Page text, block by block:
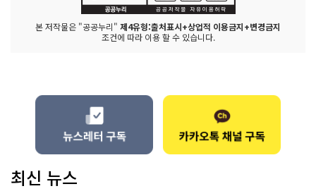
본 저작물은 "공공누리" 제4유형:출처표시+상업적 이용금지+변경금지
조건에 따라 이용 할 수 있습니다.
최신 뉴스